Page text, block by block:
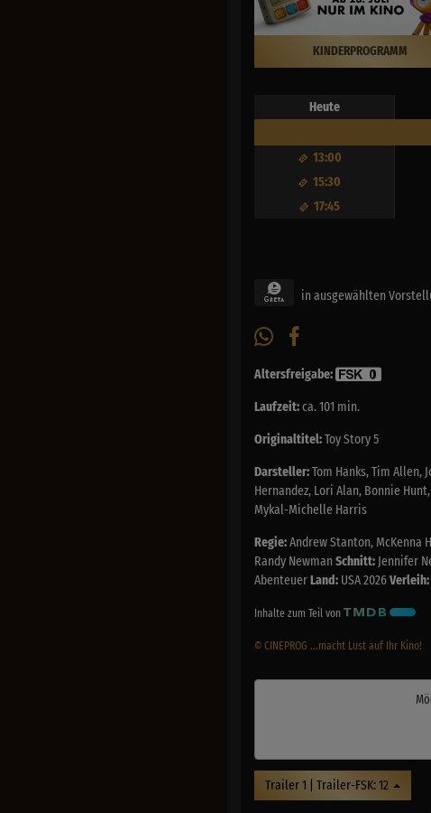
KINDERPROGRAMM
Heute
13:00
15:30
17:45
in ausgewählten
Altersfreigabe:
Laufzeit:ca. 101 min.
Originaltitel:Toy Story 5
Darsteller:Tom Hanks, Tim Allen,
Hernandez, Lori Alan, Bonnie
Mykal-Michelle Harris
Regie:Andrew Stanton, McKenna
Randy Newman Schnitt: Jennifer
AbenteuerLand: USA 2026Verleih:
Inhalte zum Teil von
© CINEPROG ...macht Lust auf Ihr Kino!
Trailer 1 | Trailer-FSK: 12